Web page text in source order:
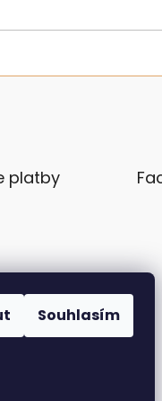
Souhlasím
platby